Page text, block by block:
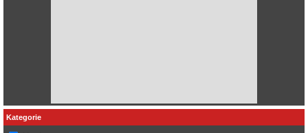
Kategorie